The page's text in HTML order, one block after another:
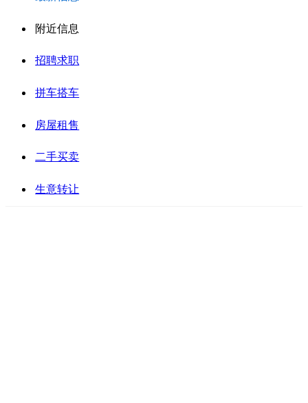
附近信息
招聘求职
拼车搭车
房屋租售
二手买卖
生意转让